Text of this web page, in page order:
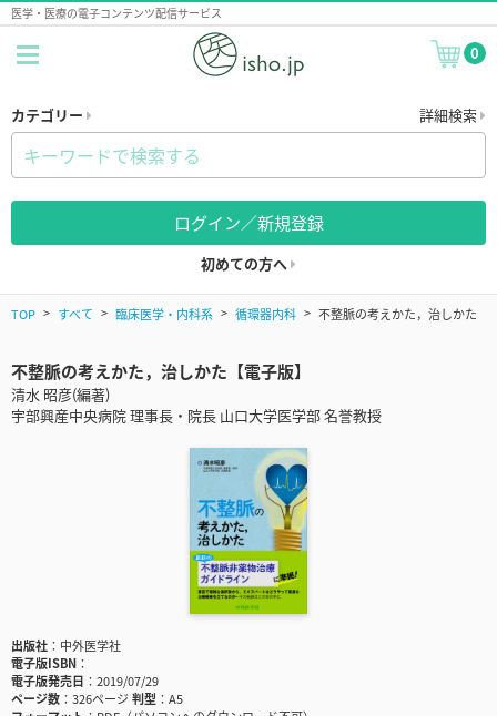
医学・医療の電子コンテンツ配信サービス
0
カテゴリー 詳細検索
ログイン／新規登録
初めての方へ
TOP すべて 臨床医学・内科系 循環器内科 不整脈の考えかた，治しかた
不整脈の考えかた，治しかた【電子版】
清水 昭彦(編著)
宇部興産中央病院 理事長・院長 山口大学医学部 名誉教授
出版社
中外医学社
電子版ISBN
電子版発売日
2019/07/29
ページ数
326ページ判型
A5